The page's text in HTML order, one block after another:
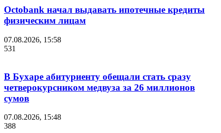
Octobank начал выдавать ипотечные кредиты
физическим лицам
07.08.2026, 15:58
531
В Бухаре абитуриенту обещали стать сразу
четверокурсником медвуза за 26 миллионов
сумов
07.08.2026, 15:48
388